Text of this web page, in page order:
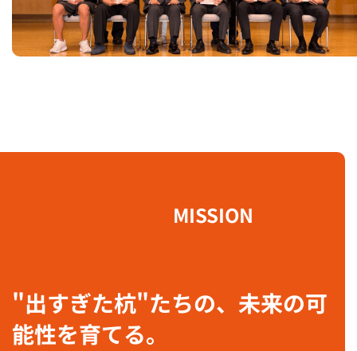
MISSION
"出すぎた杭"たちの、未来の可
能性を育てる。